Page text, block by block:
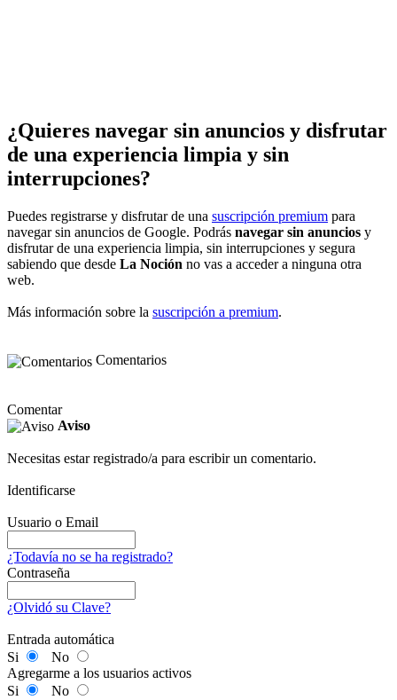
¿Quieres navegar sin anuncios y disfrutar
de una experiencia limpia y sin
interrupciones?
Puedes registrarse y disfrutar de una suscripción premium para
navegar sin anuncios de Google. Podrás navegar sin anuncios y
disfrutar de una experiencia limpia, sin interrupciones y segura
sabiendo que desde La Noción no vas a acceder a ninguna otra
web.
Más información sobre la suscripción a premium.
Comentarios
Comentar
Aviso
Necesitas estar registrado/a para escribir un comentario.
Identificarse
Usuario o Email
¿Todavía no se ha registrado?
Contraseña
¿Olvidó su Clave?
Entrada automática
Si
No
Agregarme a los usuarios activos
Si
No